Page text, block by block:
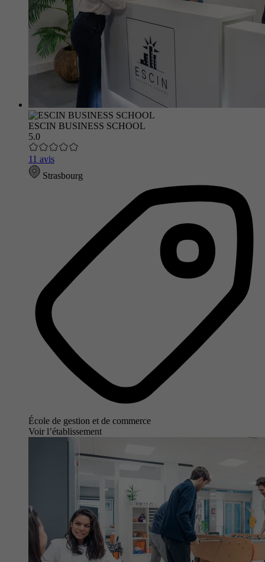
ESCIN BUSINESS SCHOOL
5.0
11 avis
Strasbourg
École de gestion et de commerce
Voir l’établissement